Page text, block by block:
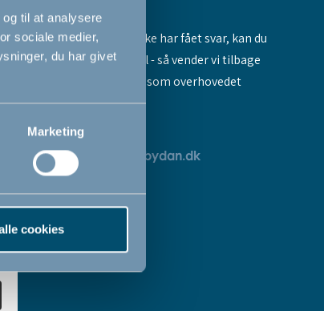
til at analysere
sociale medier,
du har givet
Marketing
cookies
Hvis du stadig ikke har fået svar, kan du
sende os en mail - så vender vi tilbage
til dig så hurtigt som overhovedet
muligt:
servicedk@babydan.dk